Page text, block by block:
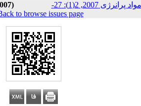
مواد پرانرژی 2007, 2(1): 27-
to browse issues page